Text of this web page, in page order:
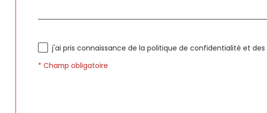
j'ai pris connaissance de la politique de confidentialité et
* Champ obligatoire